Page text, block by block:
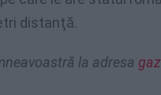
distanţă.
la adresa